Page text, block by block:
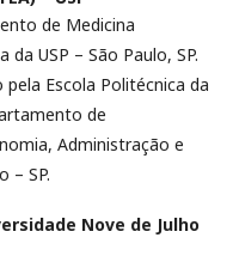
de Medicina
USP – São Paulo, SP.
Escola Politécnica da
de
Administração e
– SP.
Nove de Julho